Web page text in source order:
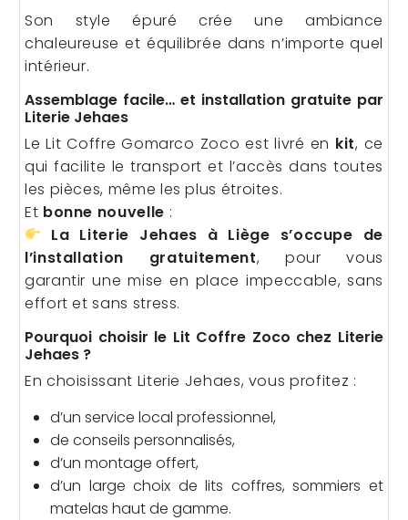
Son style épuré crée une ambiance
chaleureuse et équilibrée dans n’importe quel
intérieur.
Assemblage facile… et installation gratuite par
Literie Jehaes
Le Lit Coffre Gomarco Zoco est livré en kit, ce
qui facilite le transport et l’accès dans toutes
les pièces, même les plus étroites.
Et bonne nouvelle :
La Literie Jehaes à Liège s’occupe de
l’installation gratuitement, pour vous
garantir une mise en place impeccable, sans
effort et sans stress.
Pourquoi choisir le Lit Coffre Zoco chez Literie
Jehaes ?
En choisissant Literie Jehaes, vous profitez :
d’un service local professionnel,
de conseils personnalisés,
d’un montage offert,
d’un large choix de lits coffres, sommiers et
matelas haut de gamme.